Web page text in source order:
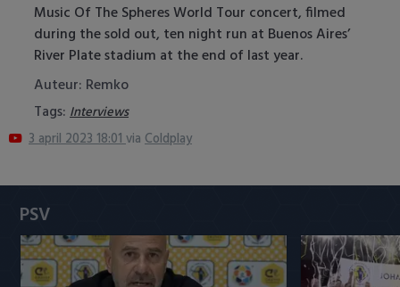
Feyenoord
Heracles Almelo
NAC Breda
PEC Zwolle
PSV
Roda JC
SC Heerenveen
Europa League
Conference League
Music Of The Spheres World Tour concert, filmed
during the sold out, ten night run at Buenos Aires’
River Plate stadium at the end of last year.
Auteur: Remko
Tags: Interviews
3 april 2023 18:01via Coldplay
PSV